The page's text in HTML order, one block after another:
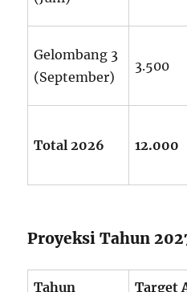
Gelombang 3
(September)
3.500
Total 2026 12.000
Proyeksi Tahun
Tahun Target